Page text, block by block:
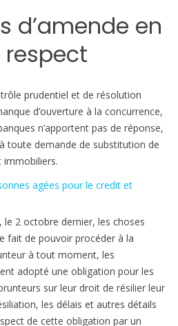
d’amende en
prudentiel et de résolution
d’ouverture à la concurrence,
n’apportent pas de réponse,
toute demande de substitution de
immobiliers.
agées pour le credit et
2 octobre dernier, les choses
fait de pouvoir procéder à la
à tout moment, les
adopté une obligation pour les
sur leur droit de résilier leur
les délais et autres détails
de cette obligation par un